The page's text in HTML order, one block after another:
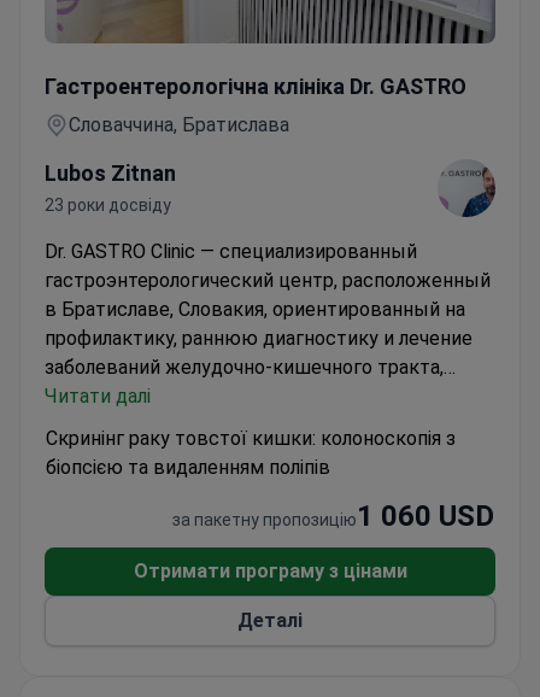
Гастроентерологічна клініка Dr. GASTRO
Словаччина, Братислава
Lubos Zitnan
23 роки досвіду
Dr. GASTRO Clinic — специализированный
гастроэнтерологический центр, расположенный
в Братиславе, Словакия, ориентированный на
профилактику, раннюю диагностику и лечение
заболеваний желудочно-кишечного тракта,
включая онкологические заболевания ЖКТ,
воспалительные заболевания кишечника,
болезни печени и функциональные нарушения
пищеварительной системы. Клиника выполняет
современные эндоскопические процедуры,
предраковых полипов и ранних стадий
поражений. Врачи клиники обучались в ведущих
учреждениях, включая Национальный
Читати далі
Скринінг раку товстої кишки: колоноскопія з
біопсією та видаленням поліпів
за пакетну пропозицію1 060 USD
Отримати програму з цінами
Деталі